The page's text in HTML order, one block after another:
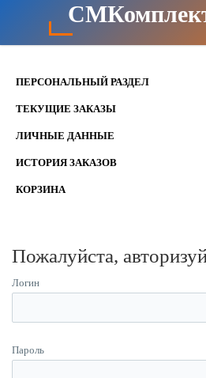
ПЕРСОНАЛЬНЫЙ РАЗДЕЛ
ТЕКУЩИЕ ЗАКАЗЫ
ЛИЧНЫЕ ДАННЫЕ
ИСТОРИЯ ЗАКАЗОВ
КОРЗИНА
Пожалуйста,
Логин
Пароль